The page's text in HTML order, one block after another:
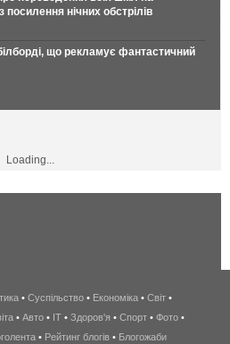
нічних обстрілів
що рекламує фантастичний
Loading...
беспроводной
интернет
киев
• Суспільство • Економіка • Світ •
• Авто • IT • Здоров'я • Спорт • Фото •
• Рейтинг блогів • Блогожаби